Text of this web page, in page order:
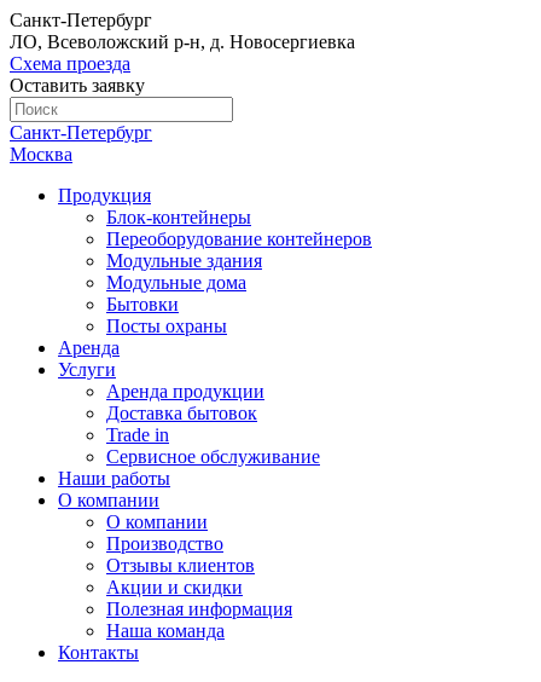
Санкт-Петербург
ЛО, Всеволожский р-н, д. Новосергиевка
Схема проезда
Оставить заявку
Санкт-Петербург
Москва
Продукция
Блок-контейнеры
Переоборудование контейнеров
Модульные здания
Модульные дома
Бытовки
Посты охраны
Аренда
Услуги
Аренда продукции
Доставка бытовок
Trade in
Сервисное обслуживание
Наши работы
О компании
О компании
Производство
Отзывы клиентов
Акции и скидки
Полезная информация
Наша команда
Контакты